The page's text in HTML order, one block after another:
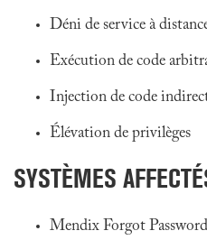
Déni de service à
Exécution de code
Injection de code
Élévation de privilèges
SYSTÈMES
Mendix Forgot